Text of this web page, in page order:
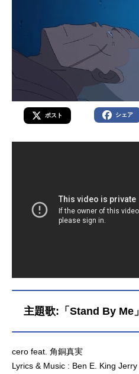
ポスト シェア
主題歌:「Stand By Me」
cero feat. 角銅真実
Lyrics & Music : Ben E. King